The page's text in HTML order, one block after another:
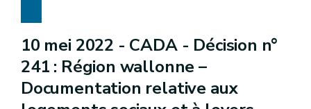
10 mei 2022 - CADA - Décision n°
241 : Région wallonne –
Documentation relative aux